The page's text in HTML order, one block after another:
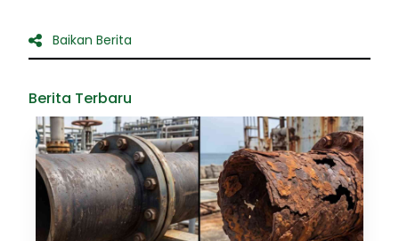
Baikan Berita
Berita Terbaru